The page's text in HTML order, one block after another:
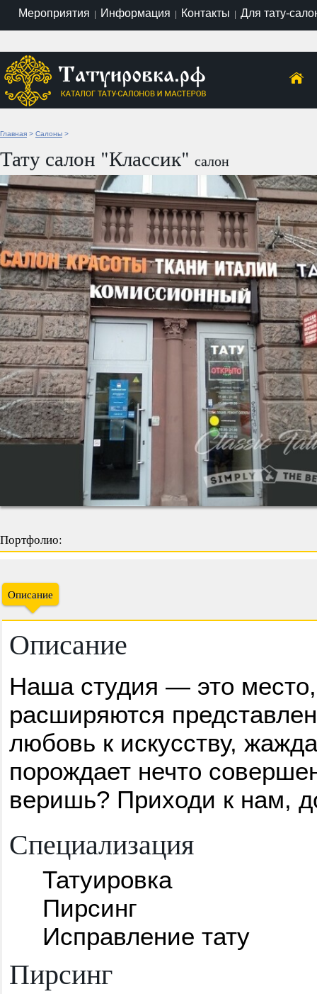
Мероприятия | Информация | Контакты | Для тату-
Главная > Салоны >
Тату салон "Классик" салон
Портфолио:
Описание
Описание
Наша студия — это
расширяются
любовь к искусству,
порождает нечто
веришь? Приходи к нам,
Специализация
Татуировка
Пирсинг
Исправление тату
Пирсинг